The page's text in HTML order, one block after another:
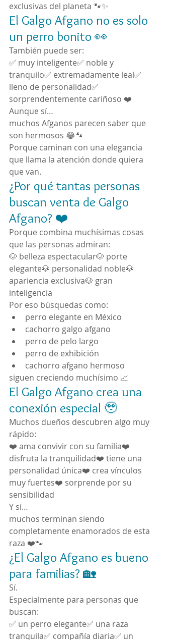
exclusivas del planeta 🐾✨
El Galgo Afgano no es solo
un perro bonito 👀
También puede ser:
✅ muy inteligente✅ noble y
tranquilo✅ extremadamente leal✅
lleno de personalidad✅
sorprendentemente cariñoso ❤️
Aunque sí…
muchos Afganos parecen saber que
son hermosos 😂🐾
Porque caminan con una elegancia
que llama la atención donde quiera
que van.
¿Por qué tantas personas
buscan venta de Galgo
Afgano? ❤️
Porque combina muchísimas cosas
que las personas admiran:
🐶 belleza espectacular🐶 porte
elegante🐶 personalidad noble🐶
apariencia exclusiva🐶 gran
inteligencia
Por eso búsquedas como:
perro elegante en México
cachorro galgo afgano
perro de pelo largo
perro de exhibición
cachorro afgano hermoso
siguen creciendo muchísimo 📈
El Galgo Afgano crea una
conexión especial 🥹
Muchos dueños descubren algo muy
rápido:
❤️ ama convivir con su familia❤️
disfruta la tranquilidad❤️ tiene una
personalidad única❤️ crea vínculos
muy fuertes❤️ sorprende por su
sensibilidad
Y sí…
muchos terminan siendo
completamente enamorados de esta
raza ❤️🐾
¿El Galgo Afgano es bueno
para familias? 🏡
Sí.
Especialmente para personas que
buscan:
✅ un perro elegante✅ una raza
tranquila✅ compañía diaria✅ un